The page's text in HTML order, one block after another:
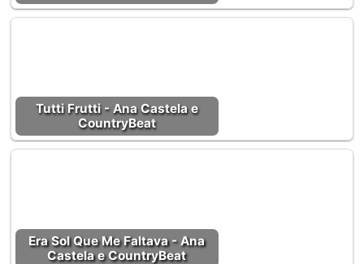
Tutti Frutti - Ana Castela e
CountryBeat
Era Sol Que Me Faltava - Ana
Castela e CountryBeat